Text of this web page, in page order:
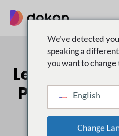
contenu
Le
Place de
We've detected
speaking a
you want to change
English
Change